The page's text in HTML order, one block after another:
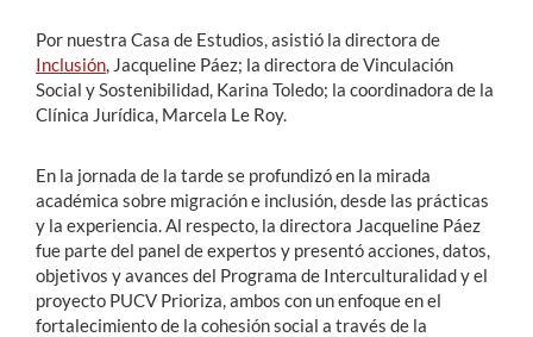
Por nuestra Casa de Estudios, asistió la directora de
Inclusión , Jacqueline Páez; la directora de Vinculación
Social y Sostenibilidad, Karina Toledo; la coordinadora de la
Clínica Jurídica, Marcela Le Roy.
En la jornada de la tarde se profundizó en la mirada
académica sobre migración e inclusión, desde las prácticas
y la experiencia. Al respecto, la directora Jacqueline Páez
fue parte del panel de expertos y presentó acciones, datos,
objetivos y avances del Programa de Interculturalidad y el
proyecto PUCV Prioriza, ambos con un enfoque en el
fortalecimiento de la cohesión social a través de la